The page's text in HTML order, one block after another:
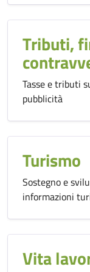
Tributi,
Tasse e tributi
pubblicità
Turismo
Sostegno e
informazioni
Vita